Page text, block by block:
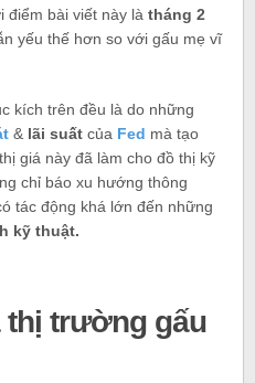
điểm bài viết này làtháng 2
yếu thế hơn so với gấu mẹ vĩ
kích trên đều là do những
& lãi suất của Fed mà tạo
giá này đã làm cho đồ thị kỹ
chỉ báo xu hướng thông
tác động khá lớn đến những
kỹ thuật.
thị trường gấu